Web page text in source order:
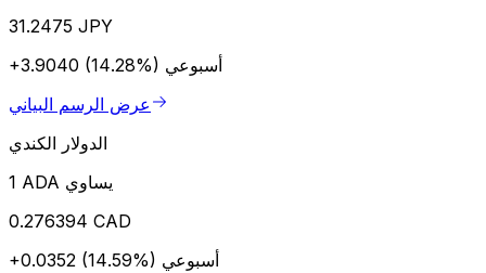
31.2475 JPY
+3.9040 (14.28%) أسبوعي
عرض الرسم البياني
الدولار الكندي
1 ADA يساوي
0.276394 CAD
+0.0352 (14.59%) أسبوعي